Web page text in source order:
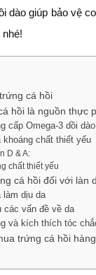
dào giúp bảo vệ
cá hồi
hồi là nguồn thực
cấp Omega-3 dồi dào
khoáng chất thiết yếu
D & A:
chất thiết yếu
cá hồi đối với làn
dịu da
các vấn đề về da
và kích thích tóc
trứng cá hồi